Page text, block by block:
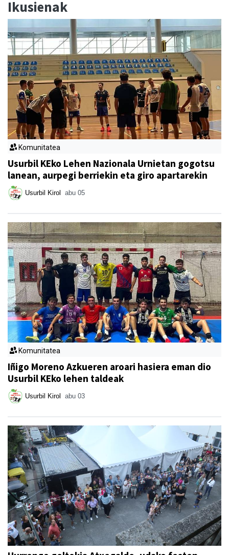
Ikusienak
Komunitatea
Usurbil KEko Lehen Nazionala Urnietan gogotsu
lanean, aurpegi berriekin eta giro apartarekin
Usurbil Kirol abu 05
Komunitatea
Iñigo Moreno Azkueren aroari hasiera eman dio
Usurbil KEko lehen taldeak
Usurbil Kirol abu 03